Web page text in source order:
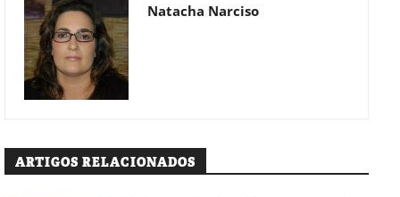
Natacha Narciso
ARTIGOS RELACIONADOS